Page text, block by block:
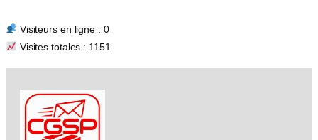
Visiteurs en ligne : 0
Visites totales : 1151